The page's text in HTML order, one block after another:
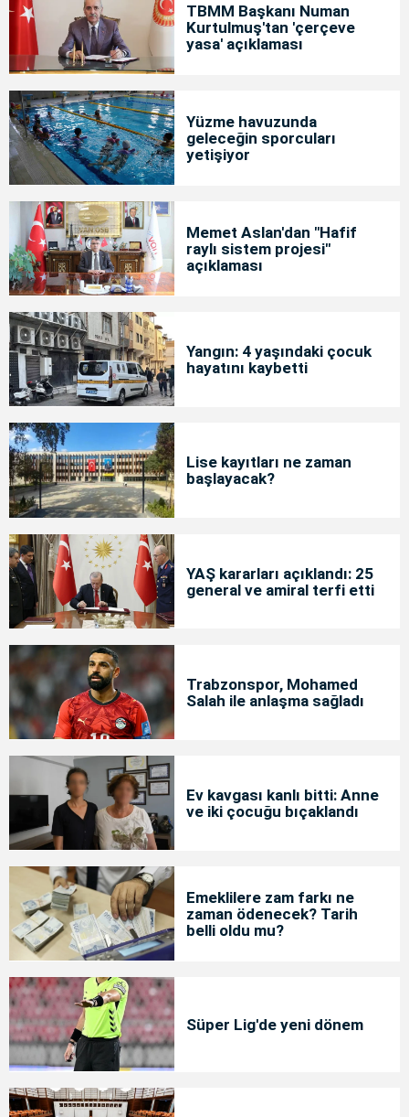
TBMM Başkanı Numan
Kurtulmuş'tan 'çerçeve
yasa' açıklaması
Yüzme havuzunda
geleceğin sporcuları
yetişiyor
Memet Aslan'dan "Hafif
raylı sistem projesi"
açıklaması
Yangın: 4 yaşındaki çocuk
hayatını kaybetti
Lise kayıtları ne zaman
başlayacak?
YAŞ kararları açıklandı: 25
general ve amiral terfi etti
Trabzonspor, Mohamed
Salah ile anlaşma sağladı
Ev kavgası kanlı bitti: Anne
ve iki çocuğu bıçaklandı
Emeklilere zam farkı ne
zaman ödenecek? Tarih
belli oldu mu?
Süper Lig'de yeni dönem